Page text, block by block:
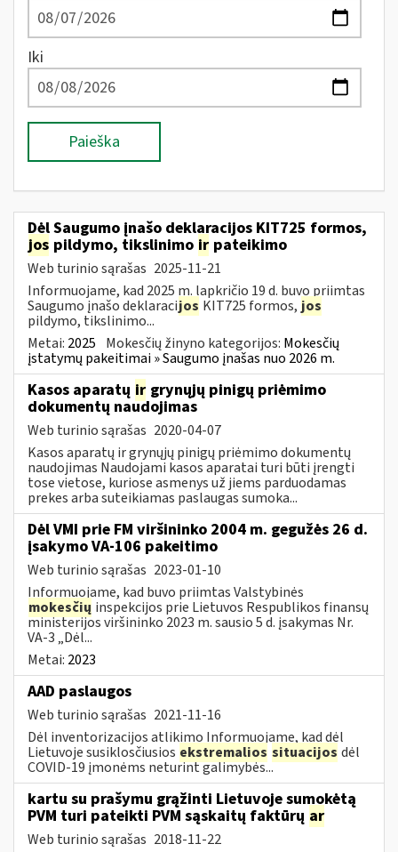
Iki
Paieška
Dėl Saugumo įnašo deklaracijos KIT725 formos,
jos pildymo, tikslinimo ir pateikimo
Web turinio sąrašas 2025-11-21
Informuojame, kad 2025 m. lapkričio 19 d. buvo priimtas
Saugumo įnašo deklaracijos KIT725 formos, jos
pildymo, tikslinimo...
Metai: 2025 Mokesčių žinyno kategorijos: Mokesčių
įstatymų pakeitimai » Saugumo įnašas nuo 2026 m.
Kasos aparatų ir grynųjų pinigų priėmimo
dokumentų naudojimas
Web turinio sąrašas 2020-04-07
Kasos aparatų ir grynųjų pinigų priėmimo dokumentų
naudojimas Naudojami kasos aparatai turi būti įrengti
tose vietose, kuriose asmenys už jiems parduodamas
prekes arba suteikiamas paslaugas sumoka...
Dėl VMI prie FM viršininko 2004 m. gegužės 26 d.
įsakymo VA-106 pakeitimo
Web turinio sąrašas 2023-01-10
Informuojame, kad buvo priimtas Valstybinės
mokesčių inspekcijos prie Lietuvos Respublikos finansų
ministerijos viršininko 2023 m. sausio 5 d. įsakymas Nr.
VA-3 „Dėl...
Metai: 2023
AAD paslaugos
Web turinio sąrašas 2021-11-16
Dėl inventorizacijos atlikimo Informuojame, kad dėl
Lietuvoje susiklosčiusios ekstremalios situacijos dėl
COVID-19 įmonėms neturint galimybės...
kartu su prašymu grąžinti Lietuvoje sumokėtą
PVM turi pateikti PVM sąskaitų faktūrų ar
Web turinio sąrašas 2018-11-22